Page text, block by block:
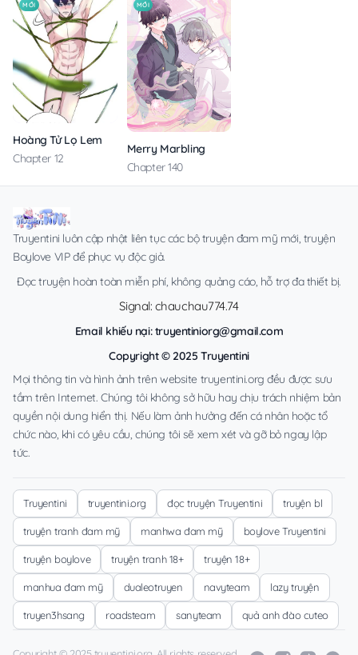
MỚI
Hoàng Tử Lọ Lem
Chapter 12
MỚI
Merry Marbling
Chapter 140
Truyentini luôn cập nhật liên tục các bộ truyện đam mỹ mới, truyện
Boylove VIP để phục vụ độc giả.
Đọc truyện hoàn toàn miễn phí, không quảng cáo, hỗ trợ đa thiết bị.
Signal: chauchau774.74
Email khiếu nại:truyentiniorg@gmail.com
Copyright © 2025 Truyentini
Mọi thông tin và hình ảnh trên website truyentini.org đều được sưu
tầm trên Internet. Chúng tôi không sở hữu hay chịu trách nhiệm bản
quyền nội dung hiển thị. Nếu làm ảnh hưởng đến cá nhân hoặc tổ
chức nào, khi có yêu cầu, chúng tôi sẽ xem xét và gỡ bỏ ngay lập
tức.
Truyentini truyentini.org đọc truyện Truyentini truyện bl
truyện tranh đam mỹ manhwa đam mỹ boylove Truyentini
truyện boylove truyện tranh 18+ truyện 18+
manhua đam mỹ dualeotruyen navyteam lazy truyện
truyen3hsang roadsteam sanyteam quả anh đào cuteo